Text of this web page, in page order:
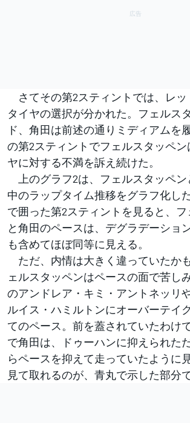
さてその第2スティントでは、レッ
タイヤの選択が分かれた。フェルス
ド、角田は前述の通りミディアムを
の第2スティントでフェルスタッペン
ヤに対する不満を訴え続けた。
上のグラフ2は、フェルスタッペン
中のラップタイム推移をグラフ化し
で囲った第2スティントを見ると、
と角田のペースは、デグラデーショ
も含めてほぼ同等に見える。
ただ、内情は大きく違っていたか
ェルスタッペンはペースの面で苦し
のアンドレア・キミ・アントネッリ
ルイス・ハミルトンにオーバーテイ
てのペース。前を蓋されていたわけ
で角田は、ドゥーハンに抑えられた
らペースを抑えて走っていたように
見て取れるのが、青丸で示した部分で